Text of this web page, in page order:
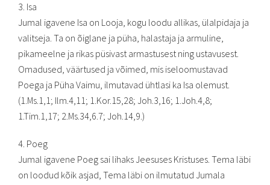
3. Isa
Jumal igavene Isa on Looja, kogu loodu allikas, ülalpidaja ja
valitseja. Ta on õiglane ja püha, halastaja ja armuline,
pikameelne ja rikas püsivast armastusest ning ustavusest.
Omadused, väärtused ja võimed, mis iseloomustavad
Poega ja Püha Vaimu, ilmutavad ühtlasi ka Isa olemust.
(1.Ms.1,1; Ilm.4,11; 1.Kor.15,28; Joh.3,16; 1.Joh.4,8;
1.Tim.1,17; 2.Ms.34,6.7; Joh.14,9.)
4. Poeg
Jumal igavene Poeg sai lihaks Jeesuses Kristuses. Tema läbi
on loodud kõik asjad, Tema läbi on ilmutatud Jumala